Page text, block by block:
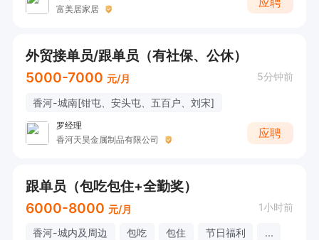
富美居家居
外贸接单员/跟单员（有社保、公休）
5000-7000 元/月 5分钟前
香河-城南[钳屯、安头屯、五百户、刘宋]
罗经理
香河天昊金属制品有限公司
应聘
跟单员（包吃包住+全勤奖）
6000-8000 元/月 1小时前
香河-城内及周边 包吃 包住 节日福利 ...